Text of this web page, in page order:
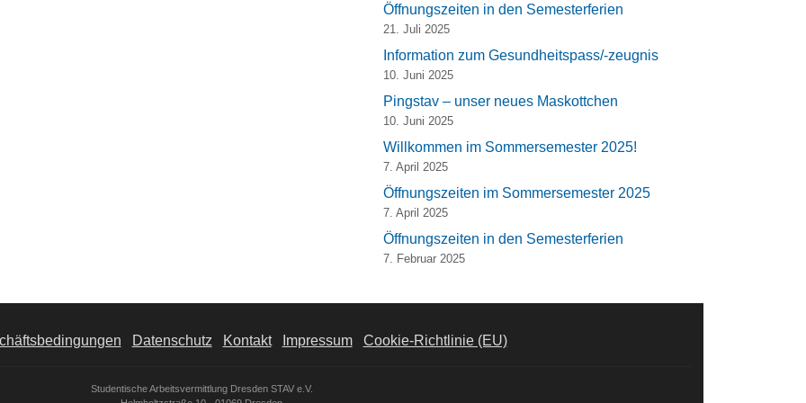
Öffnungszeiten in den Semesterferien
21. Juli 2025
Information zum Gesundheitspass/-zeugnis
10. Juni 2025
Pingstav – unser neues Maskottchen
10. Juni 2025
Willkommen im Sommersemester 2025!
7. April 2025
Öffnungszeiten im Sommersemester 2025
7. April 2025
Öffnungszeiten in den Semesterferien
7. Februar 2025
Datenschutz Kontakt Impressum Cookie-Richtlinie (EU)
Studentische Arbeitsvermittlung Dresden STAV e.V.